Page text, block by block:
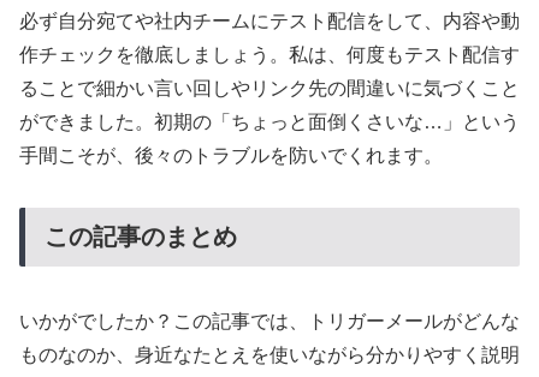
必ず自分宛てや社内チームにテスト配信をして、内容や動
作チェックを徹底しましょう。私は、何度もテスト配信す
ることで細かい言い回しやリンク先の間違いに気づくこと
ができました。初期の「ちょっと面倒くさいな…」という
手間こそが、後々のトラブルを防いでくれます。
この記事のまとめ
いかがでしたか？この記事では、トリガーメールがどんな
ものなのか、身近なたとえを使いながら分かりやすく説明